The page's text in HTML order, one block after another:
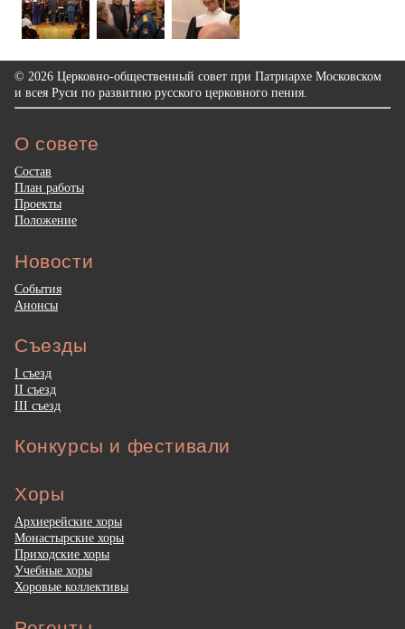
© 2026 Церковно-общественный совет при Патриархе Московском
и всея Руси по развитию русского церковного пения.
О совете
Состав
План работы
Проекты
Положение
Новости
События
Анонсы
Съезды
I съезд
II съезд
III съезд
Конкурсы и фестивали
Хоры
Архиерейские хоры
Монастырские хоры
Приходские хоры
Учебные хоры
Хоровые коллективы